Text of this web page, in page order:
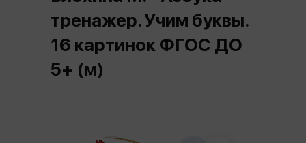
тренажер. Учим буквы.
16 картинок ФГОС ДО
5+ (м)